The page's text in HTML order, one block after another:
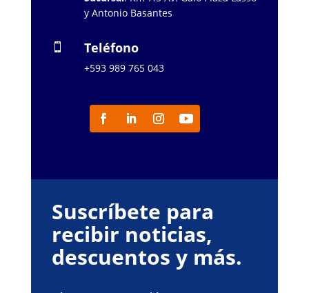
y Antonio Basantes
 Teléfono
+593 989 765 043
Suscríbete para
recibir noticias,
descuentos y más.